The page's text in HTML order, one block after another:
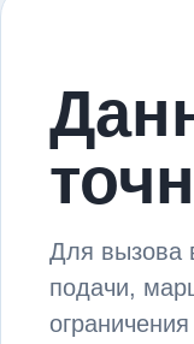
Для вызова
подачи,